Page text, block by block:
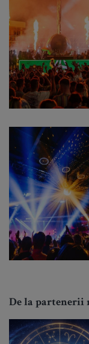
De la partenerii